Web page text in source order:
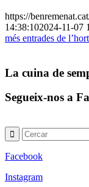
https://
14:38:102024-11-07
més entrades de l’hort
La cuina de
Segueix-nos a
Facebook
Instagram